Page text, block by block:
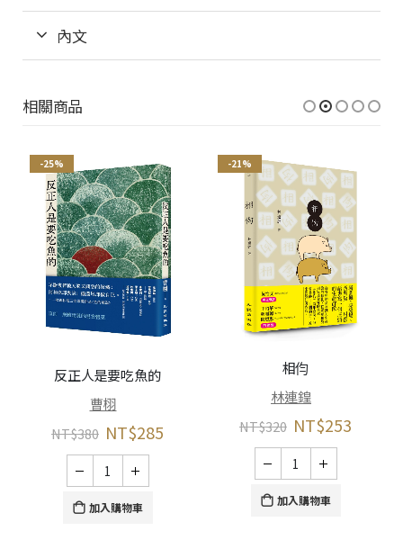
內文
相關商品
-25%
反正人是要吃魚的
曹栩
NT$380 NT$285
加入購物車
-21%
相伨
林連鍠
NT$320 NT$253
加入購物車